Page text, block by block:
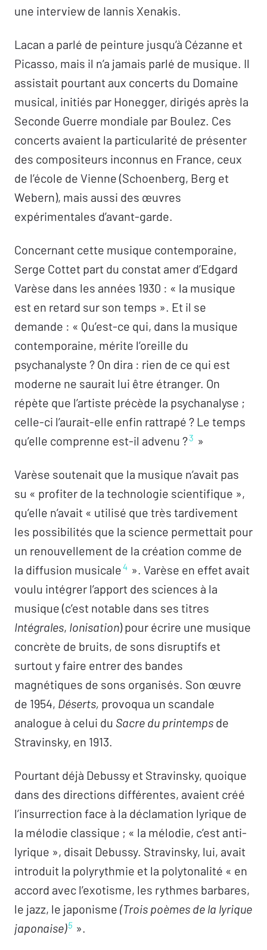
une interview de Iannis Xenakis.
Lacan a parlé de peinture jusqu’à Cézanne et
Picasso, mais il n’a jamais parlé de musique. Il
assistait pourtant aux concerts du Domaine
musical, initiés par Honegger, dirigés après la
Seconde Guerre mondiale par Boulez. Ces
concerts avaient la particularité de présenter
des compositeurs inconnus en France, ceux
de l’école de Vienne (Schoenberg, Berg et
Webern), mais aussi des œuvres
expérimentales d’avant-garde.
Concernant cette musique contemporaine,
Serge Cottet part du constat amer d’Edgard
Varèse dans les années 1930 : « la musique
est en retard sur son temps ». Et il se
demande : « Qu’est-ce qui, dans la musique
contemporaine, mérite l’oreille du
psychanalyste ? On dira : rien de ce qui est
moderne ne saurait lui être étranger. On
répète que l’artiste précède la psychanalyse ;
celle-ci l’aurait-elle enfin rattrapé ? Le temps
qu’elle comprenne est-il advenu ?3 »
Varèse soutenait que la musique n’avait pas
su « profiter de la technologie scientifique »,
qu’elle n’avait « utilisé que très tardivement
les possibilités que la science permettait pour
un renouvellement de la création comme de
la diffusion musicale4 ». Varèse en effet avait
voulu intégrer l’apport des sciences à la
musique (c’est notable dans ses titres
Intégrales, Ionisation) pour écrire une musique
concrète de bruits, de sons disruptifs et
surtout y faire entrer des bandes
magnétiques de sons organisés. Son œuvre
de 1954, Déserts, provoqua un scandale
analogue à celui du Sacre du printemps de
Stravinsky, en 1913.
Pourtant déjà Debussy et Stravinsky, quoique
dans des directions différentes, avaient créé
l’insurrection face à la déclamation lyrique de
la mélodie classique ; « la mélodie, c’est anti-
lyrique », disait Debussy. Stravinsky, lui, avait
introduit la polyrythmie et la polytonalité « en
accord avec l’exotisme, les rythmes barbares,
le jazz, le japonisme (Trois poèmes de la lyrique
japonaise)5 ».